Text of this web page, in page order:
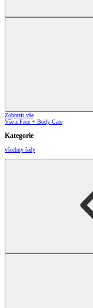
Zobrazit vše
Vše z Face + Body Care
Kategorie
všechny řady